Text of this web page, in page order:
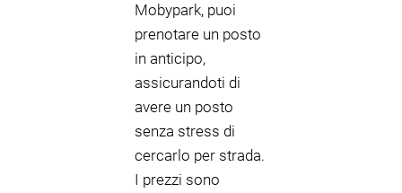
Mobypark, puoi
prenotare un posto
in anticipo,
assicurandoti di
avere un posto
senza stress di
cercarlo per strada.
I prezzi sono